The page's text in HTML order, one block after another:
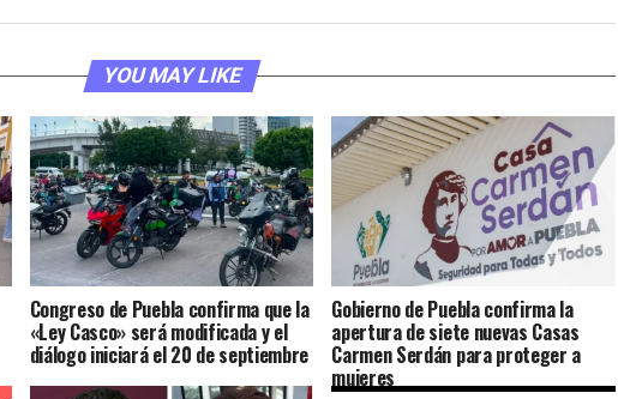
YOU MAY LIKE
Congreso de Puebla confirma que la
«Ley Casco» será modificada y el
diálogo iniciará el 20 de septiembre
Gobierno de Puebla confirma la
apertura de siete nuevas Casas
Carmen Serdán para proteger a
mujeres